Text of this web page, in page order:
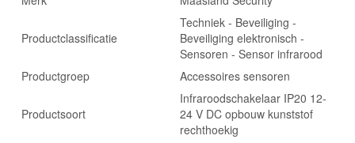
Productclassificatie
Techniek - Beveiliging -
Beveiliging elektronisch -
Sensoren - Sensor infrarood
Productgroep
Accessoires sensoren
Productsoort
Infraroodschakelaar IP20 12-
24 V DC opbouw kunststof
rechthoekig